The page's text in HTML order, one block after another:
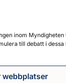
inom
till debatt i dessa
webbplatser